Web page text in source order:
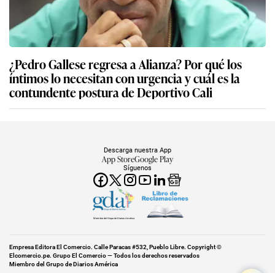
¿Pedro Gallese regresa a Alianza? Por qué los
íntimos lo necesitan con urgencia y cuál es la
contundente postura de Deportivo Cali
Síguenos
Descarga nuestra App
App StoreGoogle Play
Miembro del Grupo de Diarios América
Empresa Editora El Comercio. Calle Paracas #532, Pueblo Libre. Copyright ©
Elcomercio.pe. Grupo El Comercio — Todos los derechos reservados
Miembro del Grupo de Diarios América